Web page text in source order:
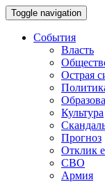
Toggle navigation
События
Власть
Острая
Культура
Прогноз
Отклик
СВО
Армия